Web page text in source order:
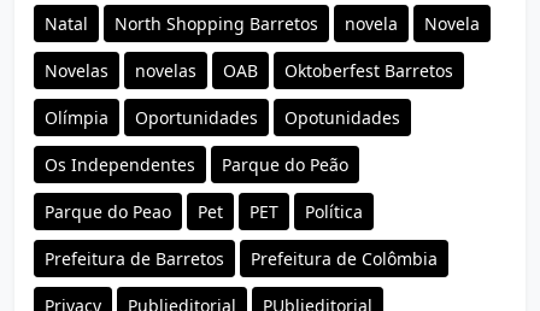
Natal North Shopping Barretos novela Novela
Novelas novelas OAB Oktoberfest Barretos
Olímpia Oportunidades Opotunidades
Os Independentes Parque do Peão
Parque do Peao Pet PET Política
Prefeitura de Barretos Prefeitura de Colômbia
Privacy Publieditorial PUblieditorial